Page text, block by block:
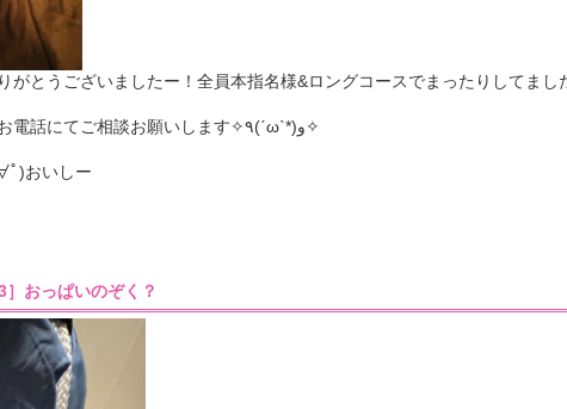
がとうございましたー！全員本指名様&ロングコースでまったりしてまし
お時間も延ばすこと可能なのでお電話にてご相談お願いします✧٩(ˊωˋ*)و✧
ﾟ)おいしー
おっぱいのぞく？